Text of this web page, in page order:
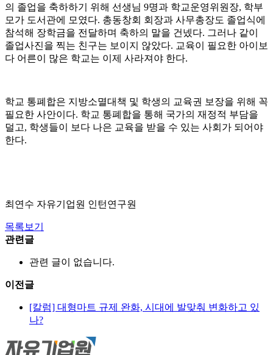
의 졸업을 축하하기 위해 선생님 9명과 학교운영위원장, 학부
모가 도서관에 모였다. 총동창회 회장과 사무총장도 졸업식에
참석해 장학금을 전달하며 축하의 말을 건넸다. 그러나 같이
졸업사진을 찍는 친구는 보이지 않았다. 교육이 필요한 아이보
다 어른이 많은 학교는 이제 사라져야 한다.
학교 통폐합은 지방소멸대책 및 학생의 교육권 보장을 위해 꼭
필요한 사안이다. 학교 통폐합을 통해 국가의 재정적 부담을
덜고, 학생들이 보다 나은 교육을 받을 수 있는 사회가 되어야
한다.
최연수 자유기업원 인턴연구원
목록보기
관련글
관련 글이 없습니다.
이전글
[칼럼] 대형마트 규제 완화, 시대에 발맞춰 변화하고 있
나?